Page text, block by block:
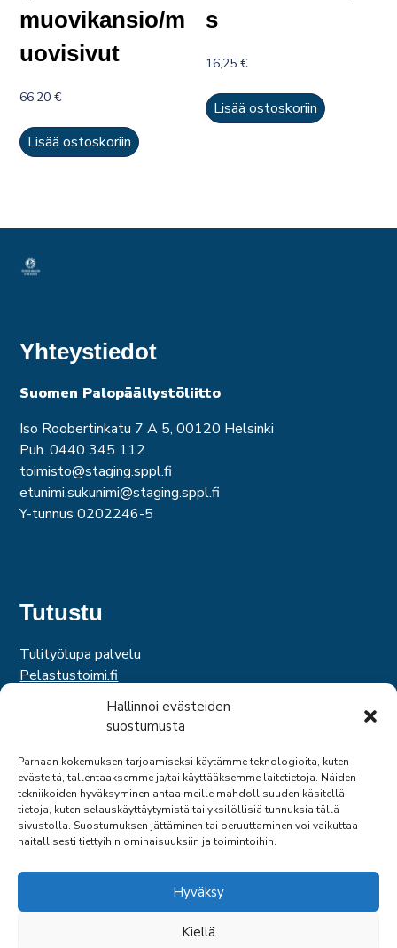
Hallinnoi evästeiden
suostumusta
Parhaan kokemuksen tarjoamiseksi käytämme teknologioita, kuten
evästeitä, tallentaaksemme ja/tai käyttääksemme laitetietoja. Näiden
tekniikoiden hyväksyminen antaa meille mahdollisuuden käsitellä
tietoja, kuten selauskäyttäytymistä tai yksilöllisiä tunnuksia tällä
sivustolla. Suostumuksen jättäminen tai peruuttaminen voi vaikuttaa
haitallisesti tiettyihin ominaisuuksiin ja toimintoihin.
Hyväksy
Kiellä
muovikansio/m
uovisivut
66,20€
Lisää ostoskoriin
s
16,25€
Lisää ostoskoriin
Yhteystiedot
Suomen Palopäällystöliitto
Iso Roobertinkatu 7 A 5, 00120 Helsinki
Puh. 0440 345 112
toimisto@staging.sppl.fi
etunimi.sukunimi@staging.sppl.fi
Y-tunnus 0202246-5
Tutustu
Tulityölupa palvelu
Pelastustoimi.fi
Hätäkeskuslaitos
Palosuojelurahasto
Suomen Pelastusalan Keskusjärjestö
SPEK
Federation of EUropean Fire Officers